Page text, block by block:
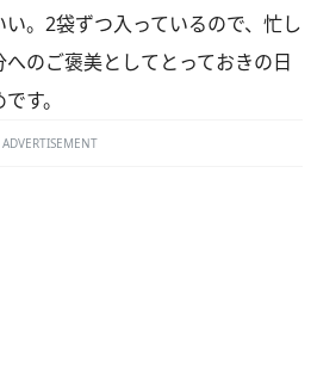
。2袋ずつ入っているので、忙し
のご褒美としてとっておきの日
す。
ADVERTISEMENT